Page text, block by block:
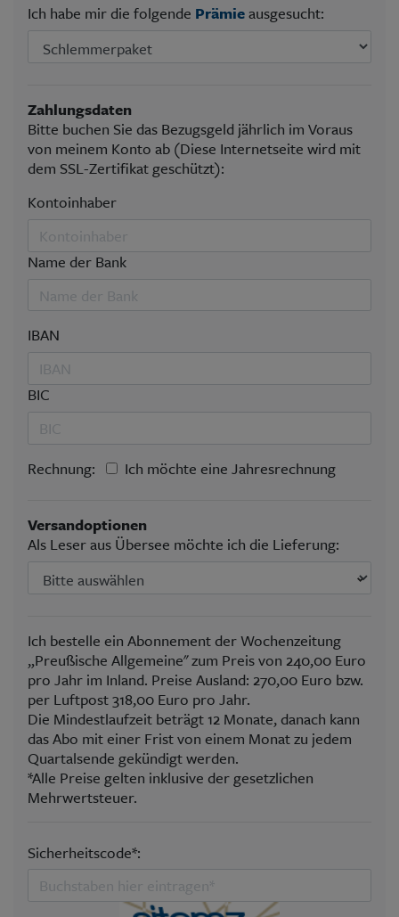
Ich habe mir die folgende Prämieausgesucht:
Zahlungsdaten
Bitte buchen Sie das Bezugsgeld jährlich im Voraus
von meinem Konto ab (Diese Internetseite wird mit
dem SSL-Zertifikat geschützt):
Kontoinhaber
Name der Bank
IBAN
BIC
Rechnung: Ich möchte eine Jahresrechnung
Versandoptionen
Als Leser aus Übersee möchte ich die Lieferung:
Ich bestelle ein Abonnement der Wochenzeitung
„Preußische Allgemeine" zum Preis von 240,00 Euro
pro Jahr im Inland. Preise Ausland: 270,00 Euro bzw.
per Luftpost 318,00 Euro pro Jahr.
Die Mindestlaufzeit beträgt 12 Monate, danach kann
das Abo mit einer Frist von einem Monat zu jedem
Quartalsende gekündigt werden.
*Alle Preise gelten inklusive der gesetzlichen
Mehrwertsteuer.
Sicherheitscode*: